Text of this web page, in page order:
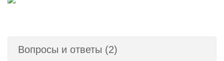
Вопросы и ответы (2)